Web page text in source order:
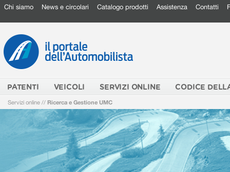
Chi siamo News e circolari Catalogo prodotti Assistenza Contatti
PATENTI VEICOLI SERVIZI ONLINE CODICE
Servizi online // Ricerca e Gestione UMC